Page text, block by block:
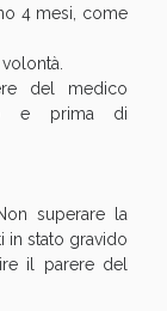
4 mesi, come
del medico
e prima di
superare la
in stato gravido
il parere del